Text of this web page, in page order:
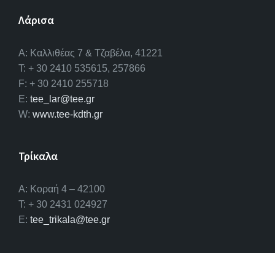
Λάρισα
A: Καλλιθέας 7 & Τζαβέλα, 41221
T: + 30 2410 535615, 257866
F: + 30 2410 255718
E: tee_lar@tee.gr
W: www.tee-kdth.gr
Τρίκαλα
Α: Κοραή 4 – 42100
T: + 30 2431 024927
E: tee_trikala@tee.gr